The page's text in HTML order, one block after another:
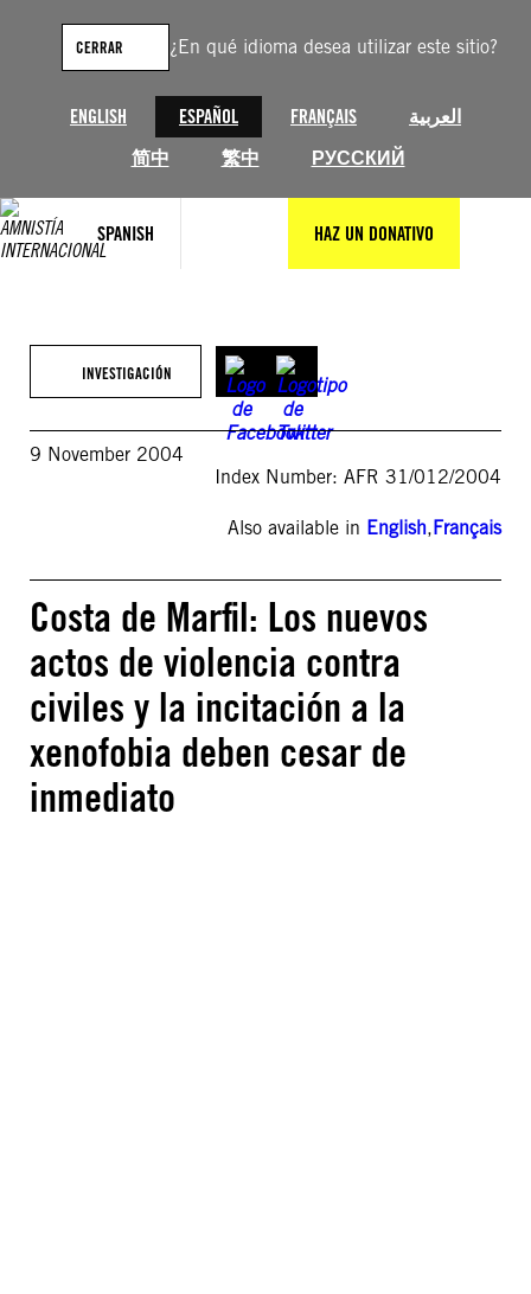
¿En qué idioma desea utilizar este sitio?
ENGLISH ESPAÑOL FRANÇAIS
العربية
简中
繁中 РУССКИЙ
CERRAR
SPANISH HAZ UN DONATIVO
contenido
INVESTIGACIÓN
9 November 2004
Index Number: AFR 31/012/2004
Also available in English,Français
Costa de Marfil: Los nuevos
actos de violencia contra
civiles y la incitación a la
xenofobia deben cesar de
inmediato